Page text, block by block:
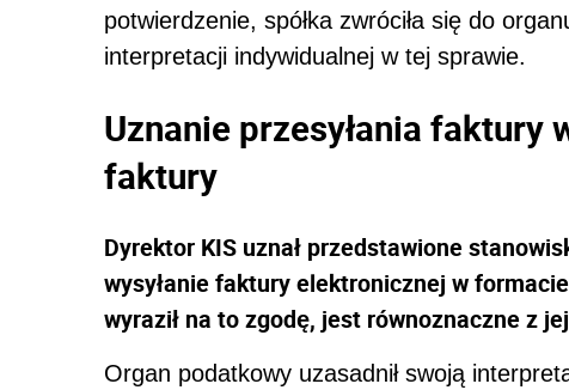
potwierdzenie, spółka zwróciła się do
interpretacji indywidualnej w tej sprawie.
Uznanie przesyłania faktury
faktury
Dyrektor KIS uznał przedstawione
wysyłanie faktury elektronicznej w
wyraził na to zgodę, jest równoznaczne z
Organ podatkowy uzasadnił swoją